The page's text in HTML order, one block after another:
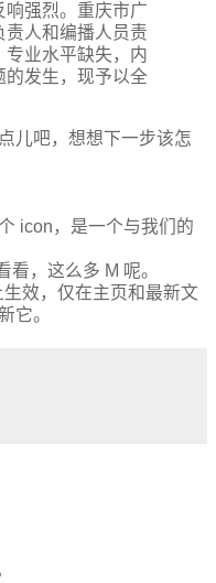
响强烈。重庆市广
人和编播人员责
业水平缺失，内
的发生，现予以全
儿吧，想想下一步该怎
icon，是一个与我们的
，这么多 M 呢。
效，仅在主页和最新文
它。